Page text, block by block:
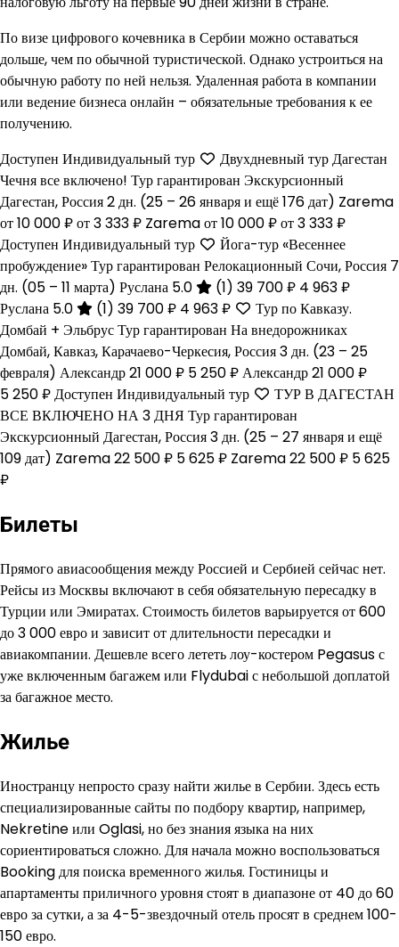
По визе цифрового кочевника в Сербии можно оставаться
дольше, чем по обычной туристической. Однако устроиться на
обычную работу по ней нельзя. Удаленная работа в компании
или ведение бизнеса онлайн – обязательные требования к ее
получению.
Доступен Индивидуальный тур
Двухдневный тур Дагестан
Чечня все включено! Тур гарантирован Экскурсионный
Дагестан, Россия2 дн. (25 – 26 января и ещё 176 дат) Zarema
от 10 000 ₽от 3 333 ₽ Zaremaот 10 000 ₽от 3 333 ₽
Доступен Индивидуальный тур
Йога-тур «Весеннее
пробуждение» Тур гарантирован Релокационный Сочи, Россия 7
дн. (05 – 11 марта) Руслана 5.0 (1) 39 700 ₽ 4 963 ₽
Руслана 5.0
(1) 39 700 ₽ 4 963 ₽
Тур по Кавказу.
Домбай + Эльбрус Тур гарантирован На внедорожниках
Домбай, Кавказ, Карачаево-Черкесия, Россия3 дн. (23 – 25
февраля) Александр21 000 ₽ 5 250 ₽Александр21 000 ₽
5 250 ₽Доступен Индивидуальный тур
ТУР В ДАГЕСТАН
ВСЕ ВКЛЮЧЕНО НА 3 ДНЯ Тур гарантирован
Экскурсионный Дагестан, Россия3 дн. (25 – 27 января и ещё
109 дат) Zarema22 500 ₽ 5 625 ₽ Zarema22 500 ₽ 5 625
₽
Билеты
Прямого авиасообщения между Россией и Сербией сейчас нет.
Рейсы из Москвы включают в себя обязательную пересадку в
Турции или Эмиратах. Стоимость билетов варьируется от 600
до 3 000 евро и зависит от длительности пересадки и
авиакомпании. Дешевле всего лететь лоу-костером Pegasus с
уже включенным багажем или Flydubai с небольшой доплатой
за багажное место.
Жилье
Иностранцу непросто сразу найти жилье в Сербии. Здесь есть
специализированные сайты по подбору квартир, например,
Nekretine или Oglasi, но без знания языка на них
сориентироваться сложно. Для начала можно воспользоваться
Booking для поиска временного жилья. Гостиницы и
апартаменты приличного уровня стоят в диапазоне от 40 до 60
евро за сутки, а за 4-5-звездочный отель просят в среднем 100-
150 евро.